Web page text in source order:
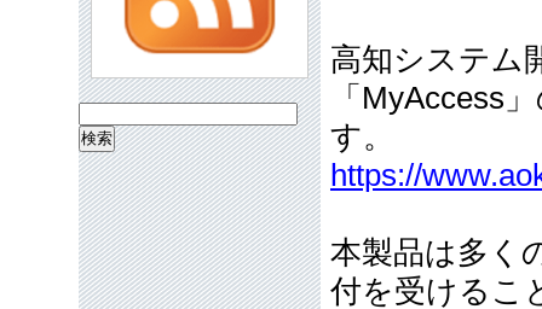
高知システム
「MyAccess
す。
https://
本製品は多く
付を受けるこ
索: